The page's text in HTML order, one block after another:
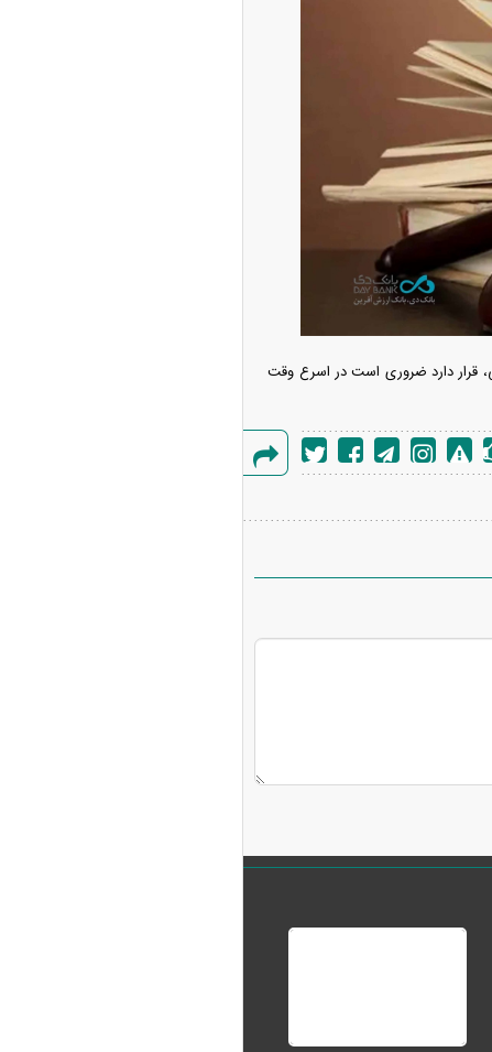
قرار دارد ضروری است در اسرع وقت
گزارش
پیش‌بینی بورس امروز دوشنبه ۱۲ مرداد ماه
تهران؛ مناظره
تحت تأثیر قرار داد